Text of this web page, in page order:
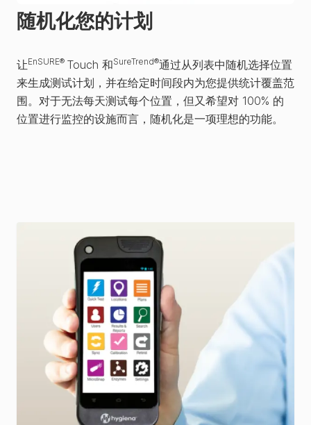
随机化您的计划
让EnSURE® Touch 和SureTrend®通过从列表中随机选择位置
来生成测试计划，并在给定时间段内为您提供统计覆盖范
围。对于无法每天测试每个位置，但又希望对 100% 的
位置进行监控的设施而言，随机化是一项理想的功能。